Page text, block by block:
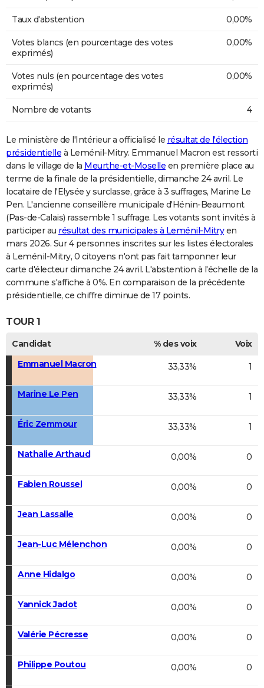
Taux d'abstention 0,00%
Votes blancs (en pourcentage des votes
exprimés)
0,00%
Votes nuls (en pourcentage des votes
exprimés)
0,00%
Nombre de votants 4
Le ministère de l'Intérieur a officialisé le résultat de l'élection
présidentielle à Leménil-Mitry. Emmanuel Macron est ressorti
dans le village de la Meurthe-et-Moselle en première place au
terme de la finale de la présidentielle, dimanche 24 avril. Le
locataire de l'Elysée y surclasse, grâce à 3 suffrages, Marine Le
Pen. L'ancienne conseillère municipale d'Hénin-Beaumont
(Pas-de-Calais) rassemble 1 suffrage. Les votants sont invités à
participer au résultat des municipales à Leménil-Mitryen
mars 2026. Sur 4 personnes inscrites sur les listes électorales
à Leménil-Mitry, 0 citoyens n'ont pas fait tamponner leur
carte d'électeur dimanche 24 avril. L'abstention à l'échelle de la
commune s'affiche à 0%. En comparaison de la précédente
présidentielle, ce chiffre diminue de 17 points.
TOUR 1
Candidat % des voix
Voix
Emmanuel Macron
33,33% 1
Marine Le Pen 33,33% 1
Éric Zemmour 33,33% 1
Nathalie Arthaud 0,00% 0
Fabien Roussel 0,00% 0
Jean Lassalle 0,00% 0
Jean-Luc Mélenchon 0,00% 0
Anne Hidalgo 0,00% 0
Yannick Jadot 0,00% 0
Valérie Pécresse 0,00% 0
Philippe Poutou 0,00% 0